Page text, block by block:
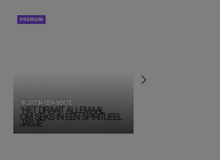
‘HET DRAAIT ALLEMAAL
OM SEKS IN EEN SPIRITUEEL
JASJE’
‘IK ZAT IN EEN SEKTE’